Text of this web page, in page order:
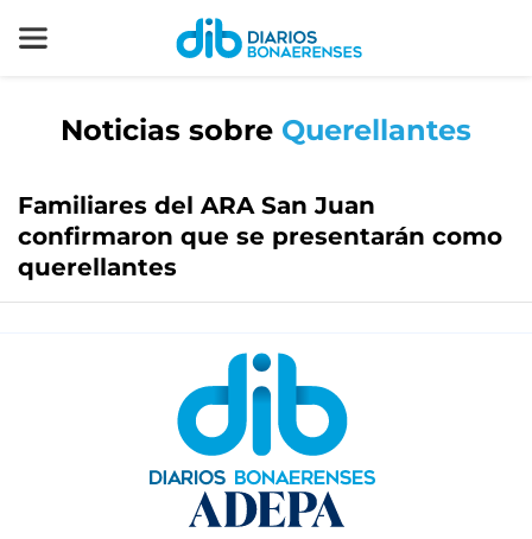
Noticias sobre Querellantes
Familiares del ARA San Juan
confirmaron que se presentarán como
querellantes